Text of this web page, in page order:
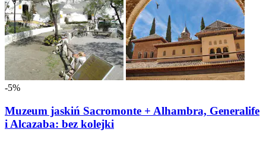
-5%
Muzeum jaskiń Sacromonte + Alhambra, Generalife
i Alcazaba: bez kolejki